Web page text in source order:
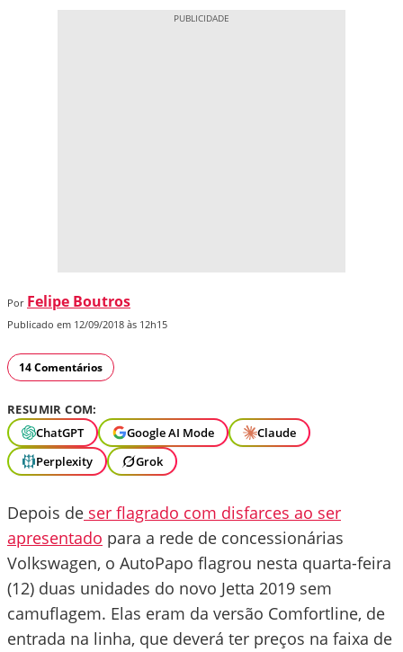
Por Felipe Boutros
Publicado em 12/09/2018 às 12h15
14 Comentários
RESUMIR COM:
ChatGPT
Google AI Mode
Claude
Perplexity
Grok
Depois de ser flagrado com disfarces ao ser
apresentado para a rede de concessionárias
Volkswagen, o AutoPapo flagrou nesta quarta-feira
(12) duas unidades do novo Jetta 2019 sem
camuflagem. Elas eram da versão Comfortline, de
entrada na linha, que deverá ter preços na faixa de